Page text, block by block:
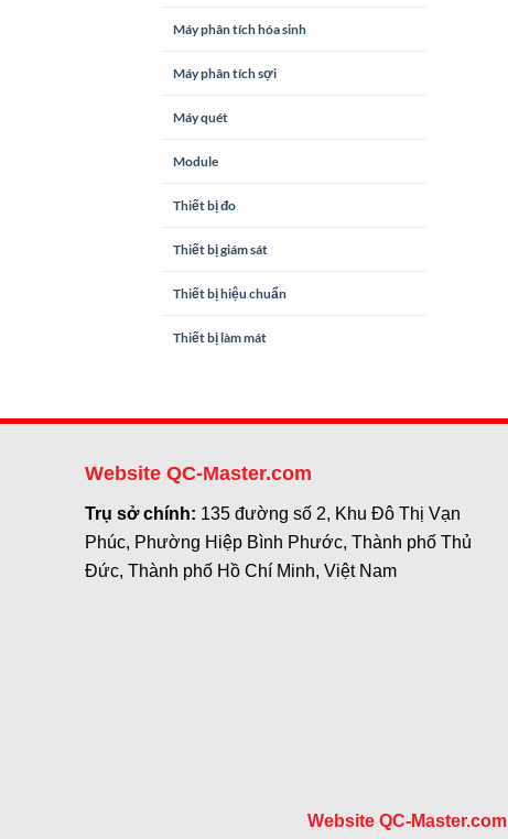
Máy phân tích hóa sinh
Máy phân tích sợi
Máy quét
Module
Thiết bị đo
Thiết bị giám sát
Thiết bị hiệu chuẩn
Thiết bị làm mát
Website QC-Master.com
Trụ sở chính: 135 đường số 2, Khu Đô Thị Vạn
Phúc, Phường Hiệp Bình Phước, Thành phố Thủ
Đức, Thành phố Hồ Chí Minh, Việt Nam
Website QC-Master.com